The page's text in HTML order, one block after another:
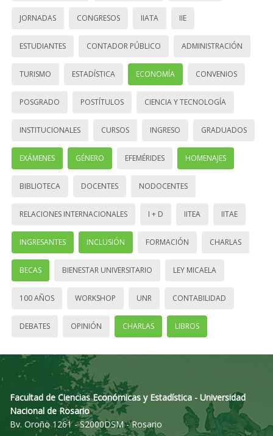
JORNADAS CONGRESOS IIATA IIE
ESTUDIANTES CONTADOR PÚBLICO ADMINISTRACIÓN
TURISMO ESTADÍSTICA ECONOMÍA CONVENIOS
POSGRADO POSTÍTULOS CIENCIA Y TECNOLOGÍA
INSTITUCIONALES CURSOS INGRESO GRADUADOS
EXÁMENES GÉNERO EFEMÉRIDES HOMENAJES
BIBLIOTECA DOCENTES NODOCENTES
RELACIONES INTERNACIONALES I + D IITEA IITAE
INGRESANTES INCLUSIÓN FORMACIÓN CHARLAS
BECAS BIENESTAR UNIVERSITARIO LEY MICAELA
100 AÑOS WORKSHOP UNR CONTABILIDAD
DEBATES OPINIÓN CHARLAS LIBROS
Facultad de Ciencias Económicas y Estadística - Universidad
Nacional de Rosario
Bv. Oroño 1261 - S2000DSM - Rosario